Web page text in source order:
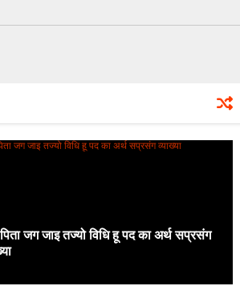
जग जाइ तज्यो विधि हू पद का अर्थ सप्रसंग